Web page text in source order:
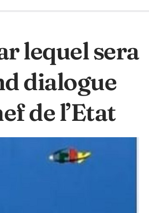
lequel sera
dialogue
de l’Etat